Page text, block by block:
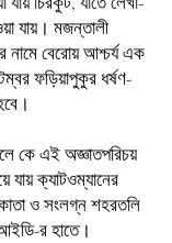
যায়। মজন্তালী
নামেবেরোয়আশ্চর্যএক
ফড়িয়াপুকুর ধর্ষণ-
কেএইঅজ্ঞাতপরিচয়
যায়ক্যাটওম্যানের
ওসংলগ্নশহরতলি
-রহাতে।